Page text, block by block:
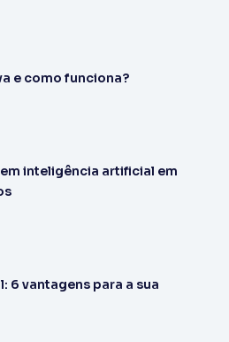
e como funciona?
inteligência artificial em
6 vantagens para a sua